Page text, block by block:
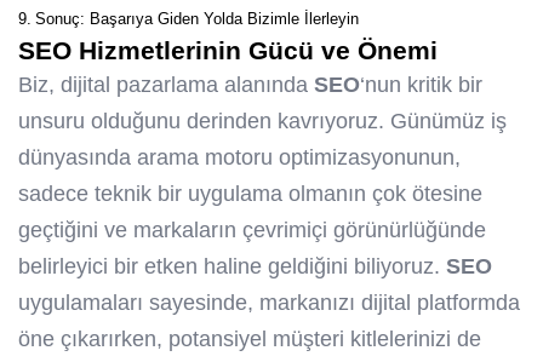
Sonuç: Başarıya Giden Yolda Bizimle İlerleyin
SEO Hizmetlerinin Gücü ve Önemi
Biz, dijital pazarlama alanında SEO‘nun kritik bir
unsuru olduğunu derinden kavrıyoruz. Günümüz iş
dünyasında arama motoru optimizasyonunun,
sadece teknik bir uygulama olmanın çok ötesine
geçtiğini ve markaların çevrimiçi görünürlüğünde
belirleyici bir etken haline geldiğini biliyoruz. SEO
uygulamaları sayesinde, markanızı dijital platformda
öne çıkarırken, potansiyel müşteri kitlelerinizi de